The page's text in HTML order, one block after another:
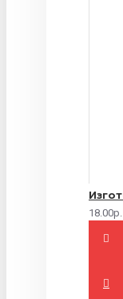
18.00р.